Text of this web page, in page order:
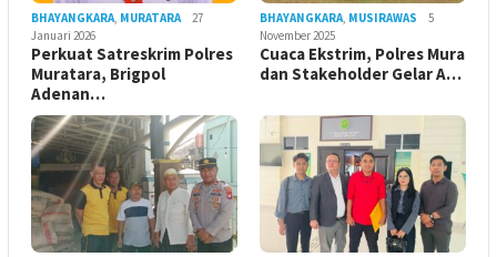
BHAYANGKARA, MURATARA
27
Januari 2026
Perkuat Satreskrim Polres
Muratara, Brigpol
Adenan…
BHAYANGKARA, MUSIRAWAS
5
November 2025
Cuaca Ekstrim, Polres Mura
dan Stakeholder Gelar A…